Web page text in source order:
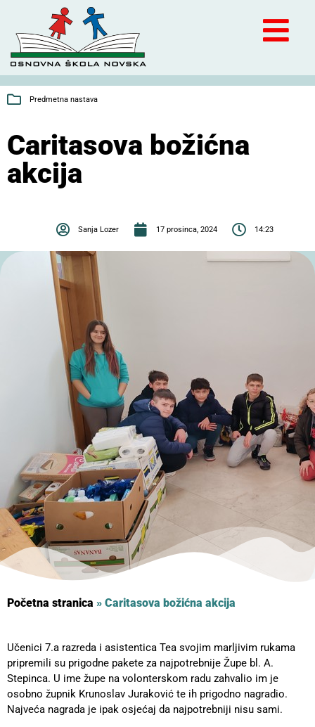
Predmetna nastava
Caritasova božićna
akcija
Sanja Lozer 17 prosinca, 2024 14:23
Početna stranica » Caritasova božićna akcija
Učenici 7.a razreda i asistentica Tea svojim marljivim rukama
pripremili su prigodne pakete za najpotrebnije Župe bl. A.
Stepinca. U ime župe na volonterskom radu zahvalio im je
osobno župnik Krunoslav Juraković te ih prigodno nagradio.
Najveća nagrada je ipak osjećaj da najpotrebniji nisu sami.